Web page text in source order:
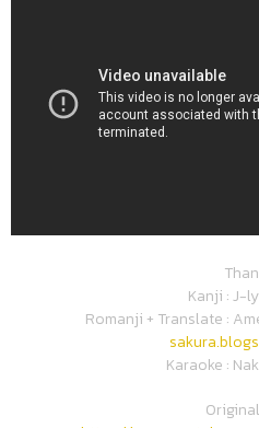
Kanji : J-
Romanji + Translate :
Karaoke :